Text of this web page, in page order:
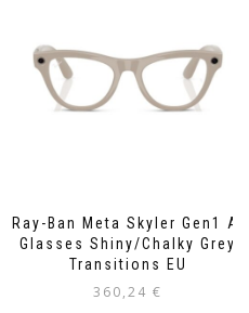
Ray-Ban Meta Skyler Gen1 AI
Glasses Shiny/Chalky Grey
Transitions EU
360,24 €